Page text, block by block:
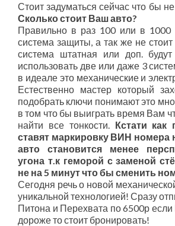
Стоит задуматься сейчас что бы
Сколько стоит Ваш авто?
Правильно в раз 100 или в 1000
система защиты, а так же не
система штатная или доп.
использовать две или даже 3
в идеале это механические и
Естественно мастер который
подобрать ключи понимают это
в том что бы выиграть время Вам
найти все тонкости. Кстати как
ставят маркировку ВИН номера
авто становится менее
угона т.к геморой с заменой
не на 5 минут что бы сменить
Сегодня речь о новой
уникальной технологией! Сразу
Питона и Перехвата по 6500р
дороже то стоит бронировать!